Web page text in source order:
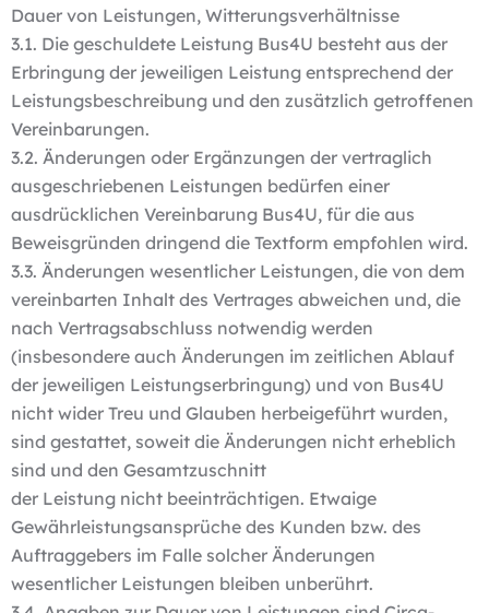
Dauer von Leistungen, Witterungsverhältnisse
3.1. Die geschuldete Leistung Bus4U besteht aus der
Erbringung der jeweiligen Leistung entsprechend der
Leistungsbeschreibung und den zusätzlich getroffenen
Vereinbarungen.
3.2. Änderungen oder Ergänzungen der vertraglich
ausgeschriebenen Leistungen bedürfen einer
ausdrücklichen Vereinbarung Bus4U, für die aus
Beweisgründen dringend die Textform empfohlen wird.
3.3. Änderungen wesentlicher Leistungen, die von dem
vereinbarten Inhalt des Vertrages abweichen und, die
nach Vertragsabschluss notwendig werden
(insbesondere auch Änderungen im zeitlichen Ablauf
der jeweiligen Leistungserbringung) und von Bus4U
nicht wider Treu und Glauben herbeigeführt wurden,
sind gestattet, soweit die Änderungen nicht erheblich
sind und den Gesamtzuschnitt
der Leistung nicht beeinträchtigen. Etwaige
Gewährleistungsansprüche des Kunden bzw. des
Auftraggebers im Falle solcher Änderungen
wesentlicher Leistungen bleiben unberührt.